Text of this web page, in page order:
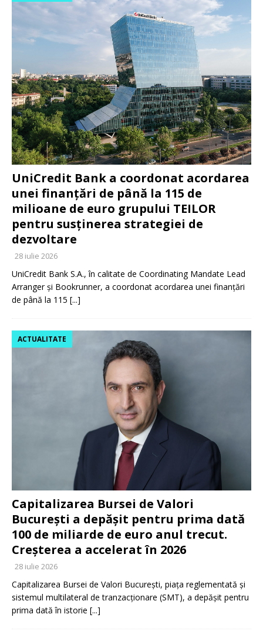
UniCredit Bank a coordonat acordarea
unei finanțări de până la 115 de
milioane de euro grupului TEILOR
pentru susținerea strategiei de
dezvoltare
28 iulie 2026
UniCredit Bank S.A., în calitate de Coordinating Mandate Lead
Arranger și Bookrunner, a coordonat acordarea unei finanțări
de până la 115 [...]
Capitalizarea Bursei de Valori
București a depășit pentru prima dată
100 de miliarde de euro anul trecut.
Creșterea a accelerat în 2026
ACTUALITATE
28 iulie 2026
Capitalizarea Bursei de Valori București, piața reglementată și
sistemul multilateral de tranzacționare (SMT), a depășit pentru
prima dată în istorie [...]